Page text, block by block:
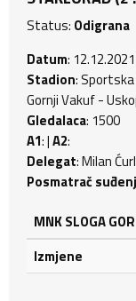
Status: Odigrana
Datum:
Stadion:
Gornji Vakuf -
Gledalaca: 1500
A1: |A2:
Delegat: Milan
Posmatrač
MNK SLOGA
Izmjene